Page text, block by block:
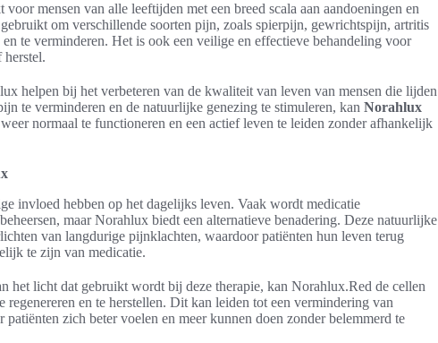
voor mensen van alle leeftijden met een breed scala aan aandoeningen en
om verschillende soorten pijn, zoals spierpijn, gewrichtspijn, artritis
te verminderen. Het is ook een veilige en effectieve behandeling voor
herstel.
helpen bij het verbeteren van de kwaliteit van leven van mensen die lijden
te verminderen en de natuurlijke genezing te stimuleren, kan Norahlux
normaal te functioneren en een actief leven te leiden zonder afhankelijk
invloed hebben op het dagelijks leven. Vaak wordt medicatie
maar Norahlux biedt een alternatieve benadering. Deze natuurlijke
van langdurige pijnklachten, waardoor patiënten hun leven terug
te zijn van medicatie.
het licht dat gebruikt wordt bij deze therapie, kan Norahlux.Red de cellen
regenereren en te herstellen. Dit kan leiden tot een vermindering van
zich beter voelen en meer kunnen doen zonder belemmerd te